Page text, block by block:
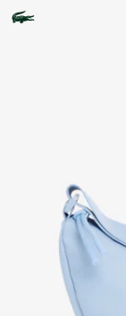
d’images
produit